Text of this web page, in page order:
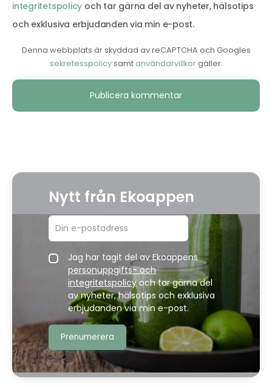
integritetspolicy och tar gärna del av nyheter, hälsotips
och exklusiva erbjudanden via min e-post.
Denna webbplats är skyddad av reCAPTCHA och Googles
sekretesspolicysamtanvändarvillkorgäller.
Alternative:
Nytt från Ekoappen
Jag har tagit del av Ekoappens
personuppgifts- och
integritetspolicyoch tar gärna del
av nyheter, hälsotips och exklusiva
erbjudanden via min e-post.